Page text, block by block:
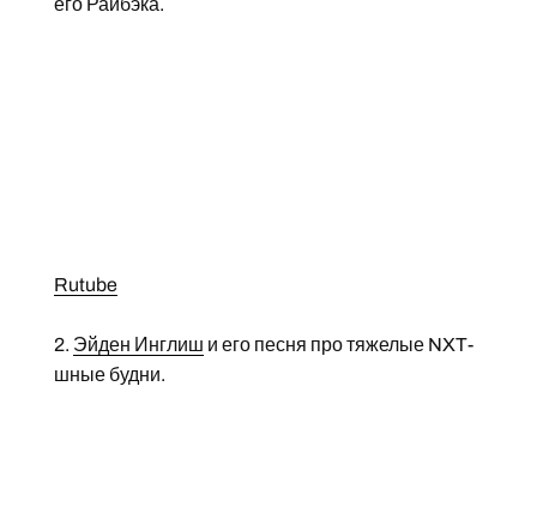
его Райбэка.
Rutube
2. Эйден Инглиш и его песня про тяжелые NXT-
шные будни.